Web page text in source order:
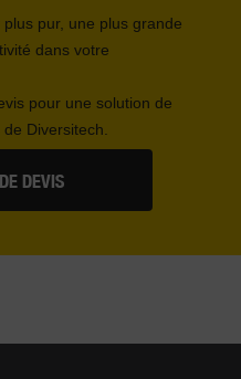
pur, une plus grande
dans votre
pour une solution de
Diversitech.
DEVIS